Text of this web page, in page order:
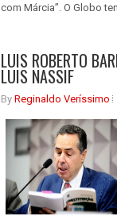
com Márcia”. O Globo
LUIS ROBERTO
LUIS NASSIF
By Reginaldo Veríssimo